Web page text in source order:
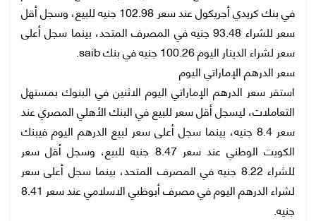
في بنك كريدي أجريكول عند سعر 102.98 جنيه للبيع، وسجل أقل
سعر للشراء 93.48 جنيه في المصرف المتحد، بينما سجل أعلى
سعر لشراء الدينار اليوم 100.26 جنيه في بنك saib.
سعر الدرهم الإماراتي اليوم
استقر سعر الدرهم الإماراتي اليوم الاثنين في البنوك بمستهل
التعاملات، ليسجل أقل سعر للبيع في البنك الأهلي المصري عند
سعر 8.4 جنيه، بينما سجل أعلى سعر لبيع الدرهم اليوم فيبنك
الكويت الوطني عند سعر 8.47 جنيه للبيع، وسجل أقل سعر
للشراء 8.22 جنيه في المصرف المتحد، بينما سجل أعلى سعر
لشراء الدرهم اليوم في مصرف أبوظبي الاسلامي عند سعر 8.41
جنيه.